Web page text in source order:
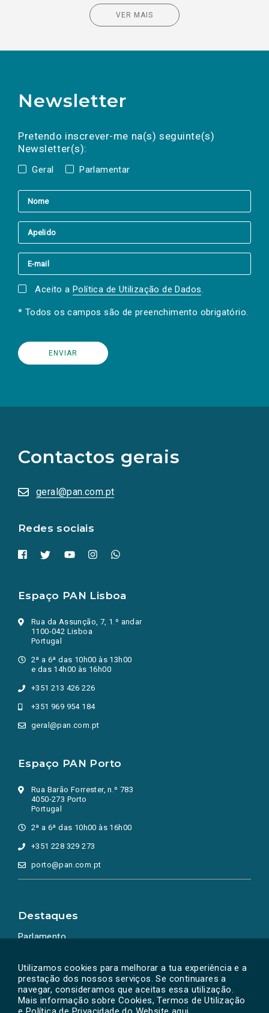
Utilizamos cookies para melhorar a tua experiência e a
prestação dos nossos serviços. Se continuares a
navegar, consideramos que aceitas essa utilização.
Mais informação sobre Cookies, Termos de Utilização
VER MAIS
Newsletter
Pretendo inscrever-me na(s) seguinte(s)
Newsletter(s):
Geral Parlamentar
a(s) newsletter(s).
mail
Aceito a Política de Utilização de Dados.
* Todos os campos são de preenchimento obrigatório.
Contactos gerais
geral@pan.com.pt
Redes sociais
redes
sociais
numa
nova
Espaço PAN Lisboa
Rua da Assunção, 7, 1.º andar
1100-042 Lisboa
Portugal
2ª a 6ª das 10h00 às 13h00
e das 14h00 às 16h00
+351 213 426 226
+351 969 954 184
geral@pan.com.pt
Espaço PAN Porto
Rua Barão Forrester, n.º 783
4050-273 Porto
Portugal
2ª a 6ª das 10h00 às 16h00
+351 228 329 273
porto@pan.com.pt
Destaques
Parlamento